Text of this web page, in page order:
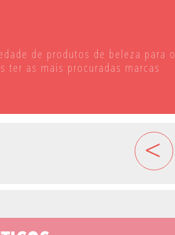
de produtos de beleza para o
ter as mais procuradas marcas
<